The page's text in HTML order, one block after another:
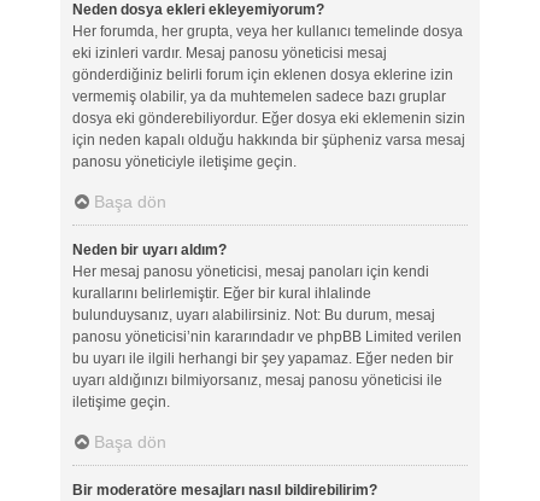
Neden dosya ekleri ekleyemiyorum?
Her forumda, her grupta, veya her kullanıcı temelinde dosya
eki izinleri vardır. Mesaj panosu yöneticisi mesaj
gönderdiğiniz belirli forum için eklenen dosya eklerine izin
vermemiş olabilir, ya da muhtemelen sadece bazı gruplar
dosya eki gönderebiliyordur. Eğer dosya eki eklemenin sizin
için neden kapalı olduğu hakkında bir şüpheniz varsa mesaj
panosu yöneticiyle iletişime geçin.
Başa dön
Neden bir uyarı aldım?
Her mesaj panosu yöneticisi, mesaj panoları için kendi
kurallarını belirlemiştir. Eğer bir kural ihlalinde
bulunduysanız, uyarı alabilirsiniz. Not: Bu durum, mesaj
panosu yöneticisi’nin kararındadır ve phpBB Limited verilen
bu uyarı ile ilgili herhangi bir şey yapamaz. Eğer neden bir
uyarı aldığınızı bilmiyorsanız, mesaj panosu yöneticisi ile
iletişime geçin.
Başa dön
Bir moderatöre mesajları nasıl bildirebilirim?